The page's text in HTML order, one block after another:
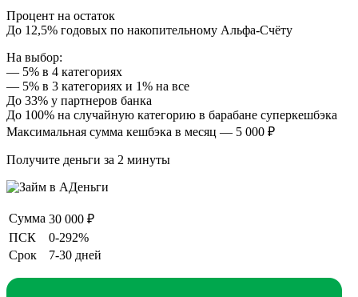
Процент на остаток
До 12,5% годовых по накопительному Альфа-Счёту
На выбор:
— 5% в 4 категориях
— 5% в 3 категориях и 1% на все
До 33% у партнеров банка
До 100% на случайную категорию в барабане суперкешбэка
Максимальная сумма кешбэка в месяц — 5 000 ₽
Получите деньги за 2 минуты
Сумма 30 000 ₽
ПСК
0-292%
Срок
7-30 дней